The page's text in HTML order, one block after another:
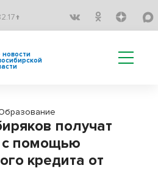
новости
получат
с помощью
кредита от